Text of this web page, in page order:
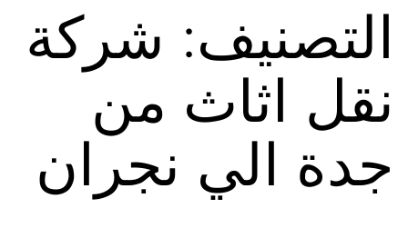
التصنيف: شركة
نقل اثاث من
جدة الي نجران